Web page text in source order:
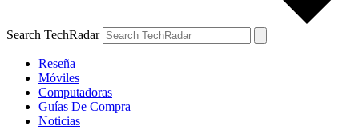
Search TechRadar
Reseña
Móviles
Computadoras
Guías De Compra
Noticias